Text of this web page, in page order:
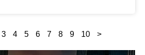
3 4 5 6 7 8 9 10 >